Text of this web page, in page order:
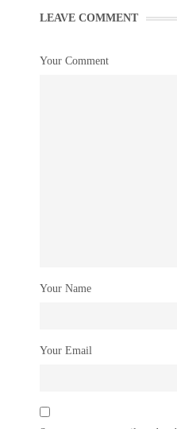
LEAVE COMMENT
Your Comment
Your Name
Your Email